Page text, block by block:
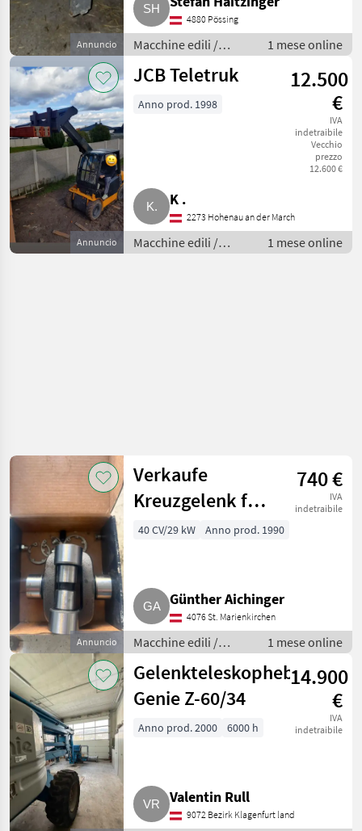
Annuncio
4880 Pössing
Macchine edili /
Caricatori telescopici
1 mese online
Annuncio
JCB Teletruk
12.500
€
IVA
indetraibile
Vecchio
prezzo
12.600 €
Anno prod. 1998
K .
2273 Hohenau an der March
Macchine edili /
Caricatori telescopici
1 mese online
Annuncio
Verkaufe
Kreuzgelenk für
Kramer Lader
740 €
IVA
indetraibile
40 CV/29 kW Anno prod. 1990
Günther Aichinger
4076 St. Marienkirchen
Macchine edili /
Caricatori telescopici
1 mese online
Gelenkteleskophebebühne
Genie Z-60/34
14.900
€
IVA
indetraibile
Anno prod. 2000 6000 h
Valentin Rull
9072 Bezirk Klagenfurt land